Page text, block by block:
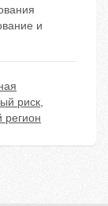
и
риск,
регион